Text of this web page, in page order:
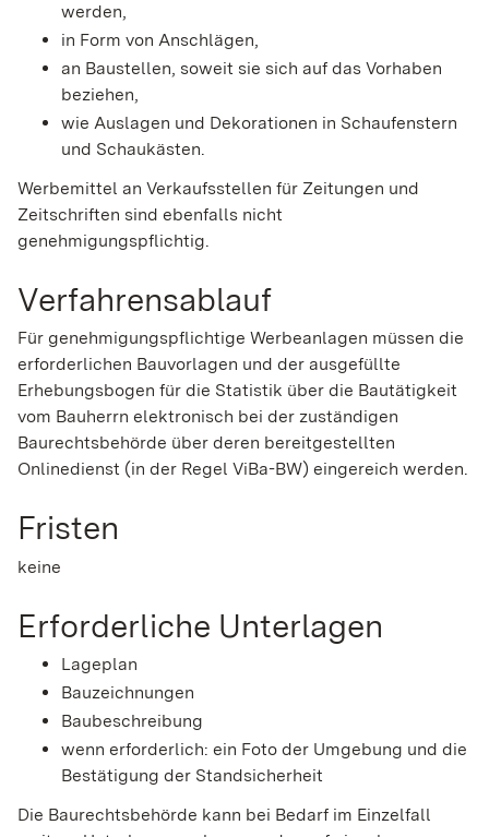
werden,
in Form von Anschlägen,
an Baustellen, soweit sie sich auf das Vorhaben
beziehen,
wie Auslagen und Dekorationen in Schaufenstern
und Schaukästen.
Werbemittel an Verkaufsstellen für Zeitungen und
Zeitschriften sind ebenfalls nicht
genehmigungspflichtig.
Verfahrensablauf
Für genehmigungspflichtige Werbeanlagen müssen die
erforderlichen Bauvorlagen und der ausgefüllte
Erhebungsbogen für die Statistik über die Bautätigkeit
vom Bauherrn elektronisch bei der zuständigen
Baurechtsbehörde über deren bereitgestellten
Onlinedienst (in der Regel ViBa-BW) eingereich werden.
Fristen
keine
Erforderliche Unterlagen
Lageplan
Bauzeichnungen
Baubeschreibung
wenn erforderlich: ein Foto der Umgebung und die
Bestätigung der Standsicherheit
Die Baurechtsbehörde kann bei Bedarf im Einzelfall